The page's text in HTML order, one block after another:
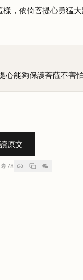
，依倚菩提心勇猛大
能夠保護菩薩不害怕
原文
卷78